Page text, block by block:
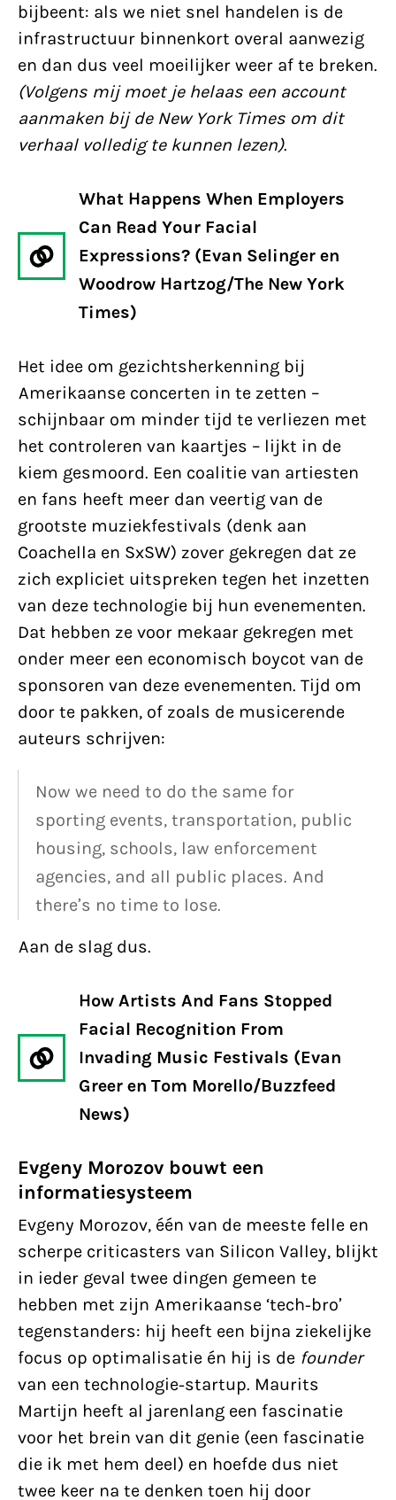
bijbeent: als we niet snel handelen is de
infrastructuur binnenkort overal aanwezig
en dan dus veel moeilijker weer af te breken.
(Volgens mij moet je helaas een account
aanmaken bij de New York Times om dit
verhaal volledig te kunnen lezen).
What Happens When Employers
Can Read Your Facial
Expressions? (Evan Selinger en
Woodrow Hartzog/The New York
Times)
Het idee om gezichtsherkenning bij
Amerikaanse concerten in te zetten –
schijnbaar om minder tijd te verliezen met
het controleren van kaartjes – lijkt in de
kiem gesmoord. Een coalitie van artiesten
en fans heeft meer dan veertig van de
grootste muziekfestivals (denk aan
Coachella en SxSW) zover gekregen dat ze
zich expliciet uitspreken tegen het inzetten
van deze technologie bij hun evenementen.
Dat hebben ze voor mekaar gekregen met
onder meer een economisch boycot van de
sponsoren van deze evenementen. Tijd om
door te pakken, of zoals de musicerende
auteurs schrijven:
Now we need to do the same for
sporting events, transportation, public
housing, schools, law enforcement
agencies, and all public places. And
there’s no time to lose.
Aan de slag dus.
How Artists And Fans Stopped
Facial Recognition From
Invading Music Festivals (Evan
Greer en Tom Morello/Buzzfeed
News)
Evgeny Morozov bouwt een
informatiesysteem
Evgeny Morozov, één van de meeste felle en
scherpe criticasters van Silicon Valley, blijkt
in ieder geval twee dingen gemeen te
hebben met zijn Amerikaanse ‘tech-bro’
tegenstanders: hij heeft een bijna ziekelijke
focus op optimalisatie én hij is de founder
van een technologie-startup. Maurits
Martijn heeft al jarenlang een fascinatie
voor het brein van dit genie (een fascinatie
die ik met hem deel) en hoefde dus niet
twee keer na te denken toen hij door